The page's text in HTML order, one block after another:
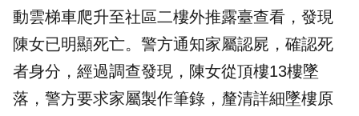
動雲梯車爬升至社區二樓外推露臺查看，發現
陳女已明顯死亡。警方通知家屬認屍，確認死
者身分，經過調查發現，陳女從頂樓13樓墜
落，警方要求家屬製作筆錄，釐清詳細墜樓原